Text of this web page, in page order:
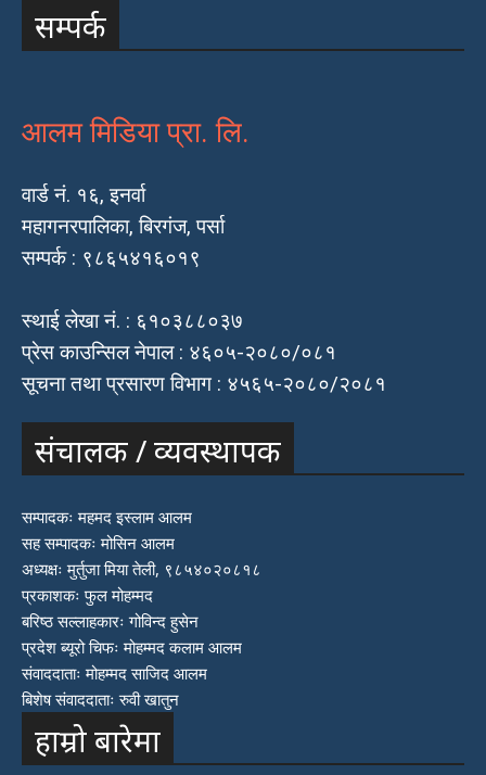
सम्पर्क
आलम मिडिया प्रा. लि.
वार्ड नं. १६, इनर्वा
महागनरपालिका, बिरगंज, पर्सा
सम्पर्क : ९८६५४१६०१९
स्थाई लेखा नं. : ६१०३८८०३७
प्रेस काउन्सिल नेपाल : ४६०५-२०८०/०८१
सूचना तथा प्रसारण विभाग : ४५६५-२०८०/२०८१
संचालक / व्यवस्थापक
सम्पादकः महमद इस्लाम आलम
सह सम्पादकः मोसिन आलम
अध्यक्षः मुर्तुजा मिया तेली, ९८५४०२०८१८
प्रकाशकः फुल मोहम्मद
बरिष्ठ सल्लाहकारः गोविन्द हुसेन
प्रदेश ब्यूरो चिफः मोहम्मद कलाम आलम
संवाददाताः मोहम्मद साजिद आलम
बिशेष संवाददाताः रुवी खातुन
हाम्रो बारेमा